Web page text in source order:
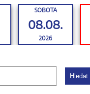
SOBOTA
08.08.
2026
Hledat